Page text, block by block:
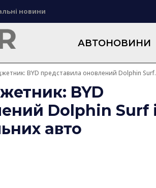
новини
АВТОНОВИНИ
BYD представила оновлений Dolphin
BYD
Dolphin Surf
авто